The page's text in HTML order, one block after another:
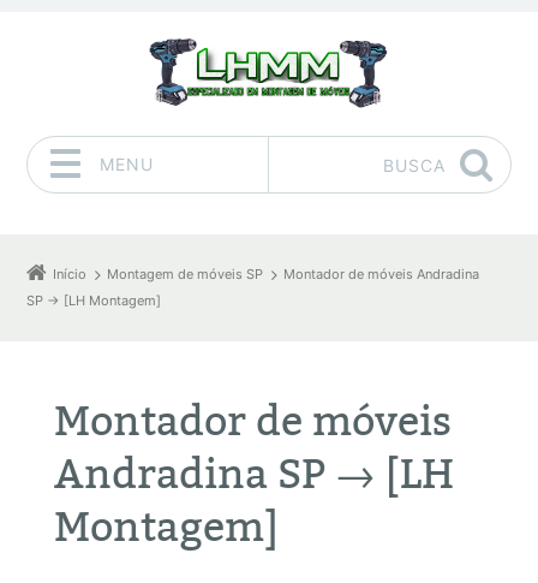
MENU BUSCA
Início Montagem de móveis SP
Montador de móveis Andradina
SP → [LH Montagem]
Montador de móveis
Andradina SP → [LH
Montagem]